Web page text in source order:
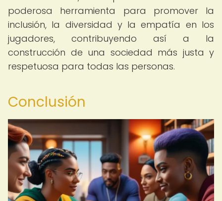
poderosa herramienta para promover la
inclusión, la diversidad y la empatía en los
jugadores, contribuyendo así a la
construcción de una sociedad más justa y
respetuosa para todas las personas.
Conclusión